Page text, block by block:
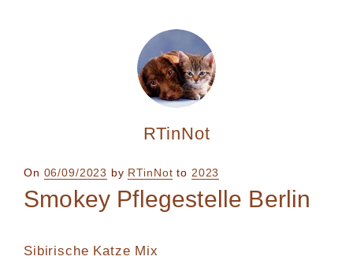
RTinNot
On Posted
06/09/2023 by RTinNot to 2023
Smokey Pflegestelle Berlin
Sibirische Katze Mix